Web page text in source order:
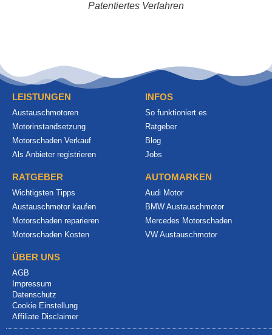
Patentiertes Verfahren
LEISTUNGEN
Austauschmotoren
Motorinstandsetzung
Motorschaden Verkauf
Als Anbieter registrieren
INFOS
So funktioniert es
Ratgeber
Blog
Jobs
RATGEBER
Wichtigsten Tipps
Austauschmotor kaufen
Motorschaden reparieren
Motorschaden Kosten
AUTOMARKEN
Audi Motor
BMW Austauschmotor
Mercedes Motorschaden
VW Austauschmotor
ÜBER UNS
AGB
Impressum
Datenschutz
Cookie Einstellung
Affiliate Disclaimer